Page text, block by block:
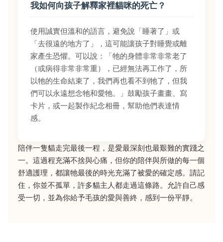
我如何向孩子解釋家裡貓咪的死亡？
使用誠實但溫和的語言，避免說「睡著了」或
「去很遠的地方了」，這可能讓孩子對睡覺或離
家產生恐懼。可以說：「牠的身體非常非常老了
（或病得非常非常重），已經無法再工作了，所
以牠的生命結束了，我們再也看不到牠了，但我
們可以永遠想念牠和愛牠。」鼓勵孩子畫畫、寫
卡片，或一起製作紀念相冊，幫助他們表達情
感。
陪伴一隻貓走完最後一程，是愛最深刻也最艱難的實踐之
一。這過程充滿不捨與心痛，但你的陪伴與所做的每一個
舒適護理，都讓牠最後的時光充滿了被愛的確定感。請記
住，你並不孤單，許多貓主人都走過這條路。允許自己感
受一切，並為你給予毛孩的愛與善終，感到一份平靜。